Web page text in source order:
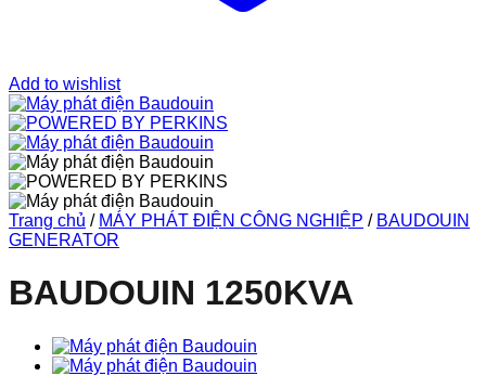
Add to wishlist
Trang chủ / MÁY PHÁT ĐIỆN CÔNG NGHIỆP / BAUDOUIN
GENERATOR
BAUDOUIN 1250KVA